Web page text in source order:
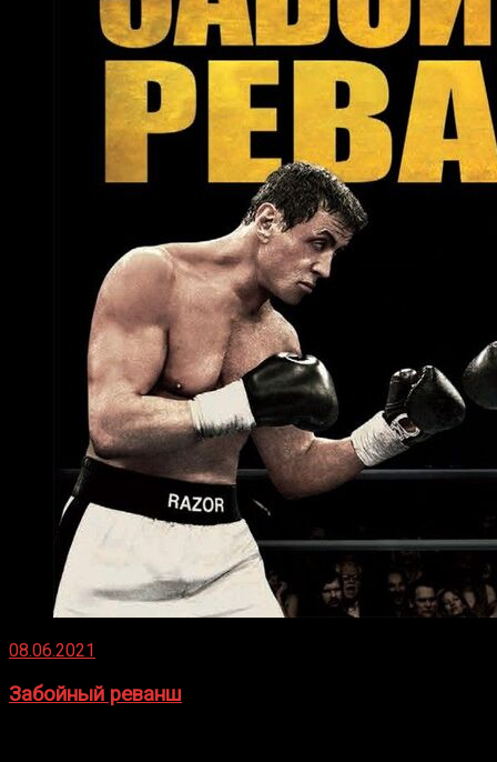
08.06.2021
Забойный реванш